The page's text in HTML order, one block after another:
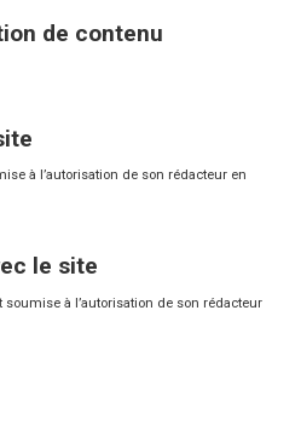
de contenu
à l’autorisation de son rédacteur en
le site
soumise à l’autorisation de son rédacteur